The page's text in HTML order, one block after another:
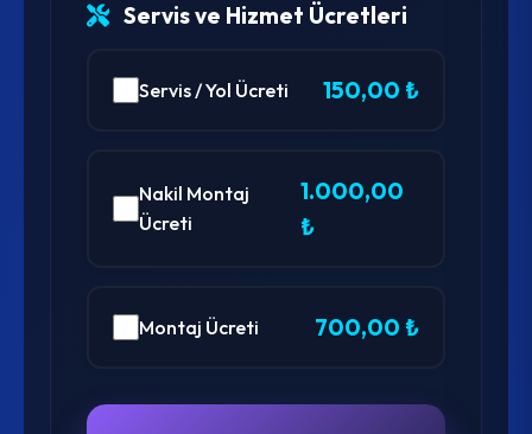
Servis ve Hizmet Ücretleri
Servis / Yol Ücreti 150,00 ₺
Nakil Montaj
Ücreti
1.000,00
₺
Montaj Ücreti 700,00 ₺